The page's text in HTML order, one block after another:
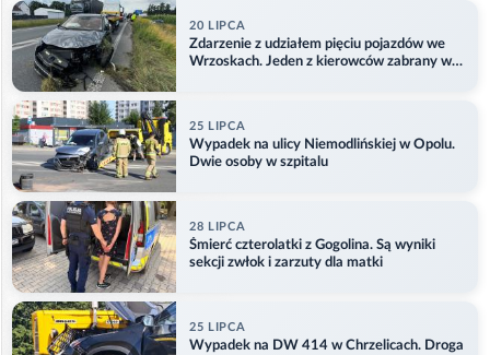
20 LIPCA
Zdarzenie z udziałem pięciu pojazdów we
Wrzoskach. Jeden z kierowców zabrany w
25 LIPCA
Wypadek na ulicy Niemodlińskiej w Opolu.
Dwie osoby w szpitalu
28 LIPCA
Śmierć czterolatki z Gogolina. Są wyniki
sekcji zwłok i zarzuty dla matki
25 LIPCA
Wypadek na DW 414 w Chrzelicach. Droga